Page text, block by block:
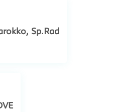
Sp.Rad